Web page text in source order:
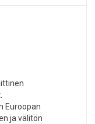
Euroopan
ja välitön